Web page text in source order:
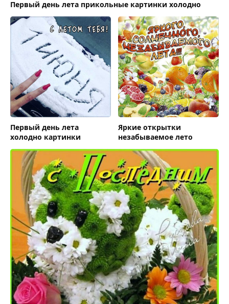
Первый день лета прикольные картинки холодно
Первый день лета
холодно картинки
Яркие открытки
незабываемое лето